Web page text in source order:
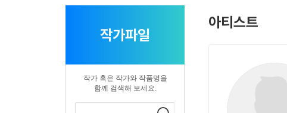
작가파일
작가 혹은 작가와 작품명을
함께 검색해 보세요.
아티스트